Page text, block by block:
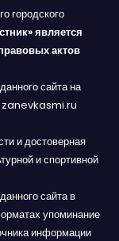
городского
является
актов
сайта на
zanevkasmi.ru
и достоверная
и спортивной
сайта в
упоминание
информации